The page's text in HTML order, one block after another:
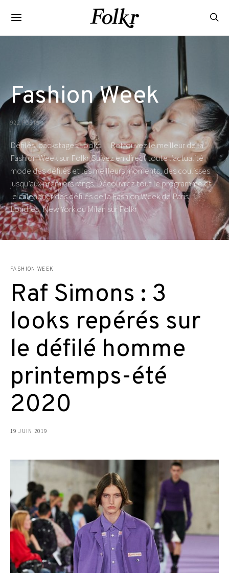
Fashion Week
922 POSTS
Défilés, backstages, looks… Retrouvez le meilleur de la
Fashion Week sur Folkr. Suivez en direct toute l’actualité
mode des défilés et les meilleurs moments, des coulisses
jusqu’aux premiers rangs. Découvrez tout le programme et
le calendrier des défilés de la Fashion Week de Paris,
Londres, New York ou Milan sur Folkr
FASHION WEEK
Raf Simons : 3
looks repérés sur
le défilé homme
printemps-été
2020
19 JUIN 2019